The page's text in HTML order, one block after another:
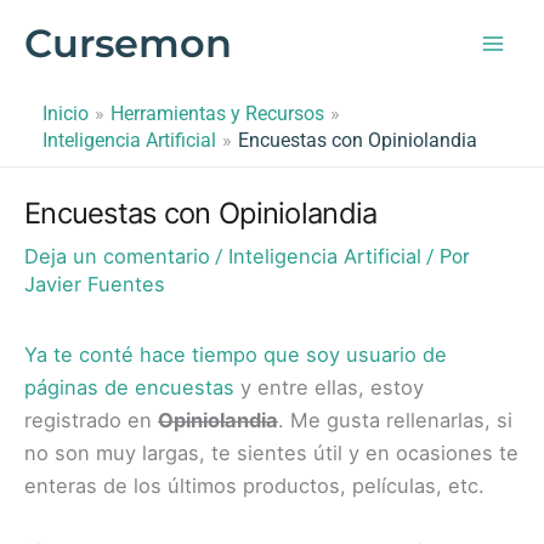
Cursemon
Inicio
Herramientas y Recursos
Inteligencia Artificial
Encuestas con Opiniolandia
Encuestas con Opiniolandia
Deja un comentario / Inteligencia Artificial / Por
Javier Fuentes
Ya te conté hace tiempo que soy usuario de
páginas de encuestas y entre ellas, estoy
registrado en Opiniolandia. Me gusta rellenarlas, si
no son muy largas, te sientes útil y en ocasiones te
enteras de los últimos productos, películas, etc.